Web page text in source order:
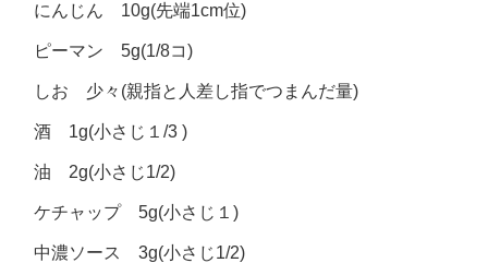
にんじん 10g(先端1cm位)
ピーマン 5g(1/8コ)
しお 少々(親指と人差し指でつまんだ量)
酒 1g(小さじ１/3 )
油 2g(小さじ1/2)
ケチャップ 5g(小さじ１)
中濃ソース 3g(小さじ1/2)